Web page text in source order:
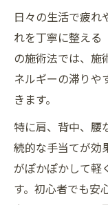
日々の生活で疲れ
れを丁寧に整える
の施術法では、施
ネルギーの滞りや
きます。
特に肩、背中、腰
続的な手当てが効
がぽかぽかして軽
す。初心者でも安